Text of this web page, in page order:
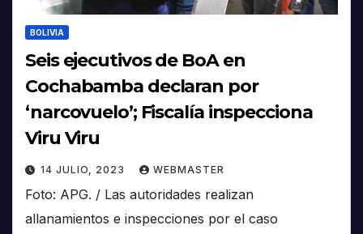
BOLIVIA
Seis ejecutivos de BoA en
Cochabamba declaran por
‘narcovuelo’; Fiscalía inspecciona
Viru Viru
14 JULIO, 2023 WEBMASTER
Foto: APG. / Las autoridades realizan
allanamientos e inspecciones por el caso